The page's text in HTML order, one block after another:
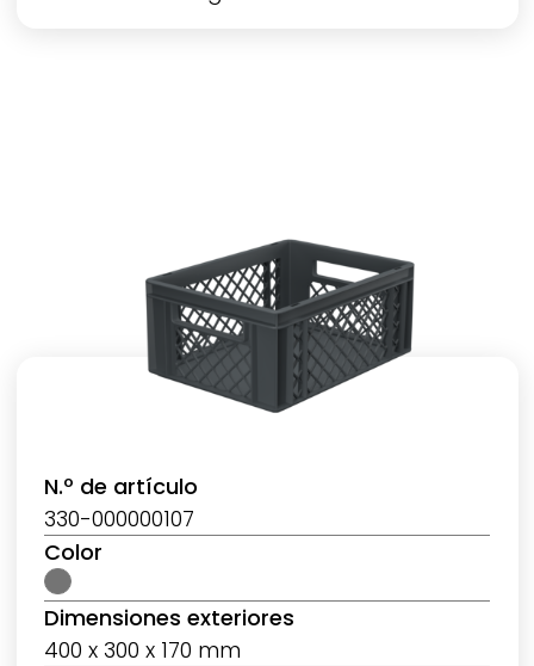
N.º de artículo
330-000000107
Color
Dimensiones exteriores
400 x 300 x 170 mm